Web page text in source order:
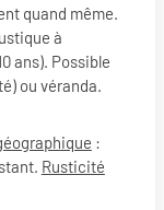
quand même.
à
ans). Possible
ou véranda.
:
Rusticité